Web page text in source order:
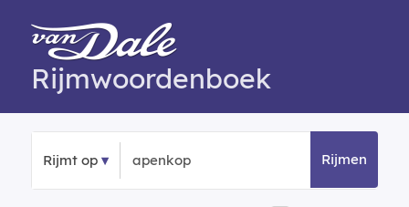
Rijmwoordenboek
Rijmt op Rijmen